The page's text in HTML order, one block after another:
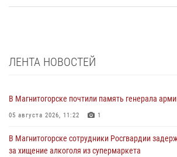
ЛЕНТА НОВОСТЕЙ
В Магнитогорске почтили память генерала
05 августа 2026, 11:22 1
В Магнитогорске сотрудники Росгвардии
за хищение алкоголя из супермаркета